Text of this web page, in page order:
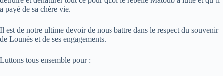
a payé de sa chère vie.
Il est de notre ultime devoir de nous battre dans le respect du souvenir
de Lounès et de ses engagements.
Luttons tous ensemble pour :